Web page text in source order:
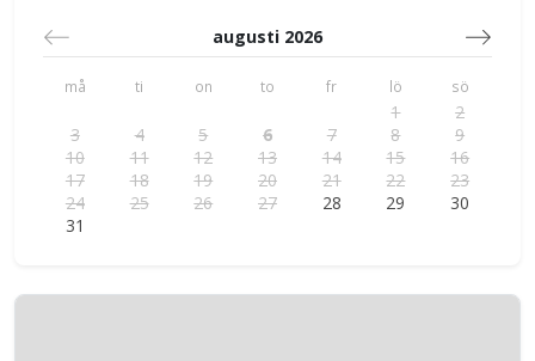
augusti 2026
må ti on to fr lö sö
1
2
3
4 5 6 7 8
9
10
11 12 13 14 15
16
17
18 19 20 21 22
23
24
25 26 27 28 29
30
31